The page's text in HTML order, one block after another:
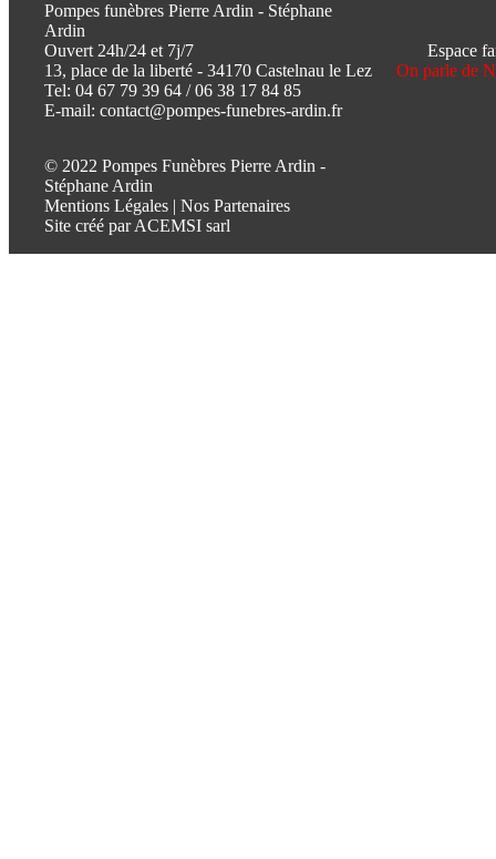
Pompes funèbres Pierre Ardin - Stéphane
Ardin
Ouvert 24h/24 et 7j/7
13, place de la liberté - 34170 Castelnau le Lez
Tel: 04 67 79 39 64 /06 38 17 84 85
E-mail: contact@pompes-funebres-ardin.fr
Espace
On parle de
© 2022 Pompes Funèbres Pierre Ardin -
Stéphane Ardin
Mentions Légales | Nos Partenaires
Site créé parACEMSI sarl